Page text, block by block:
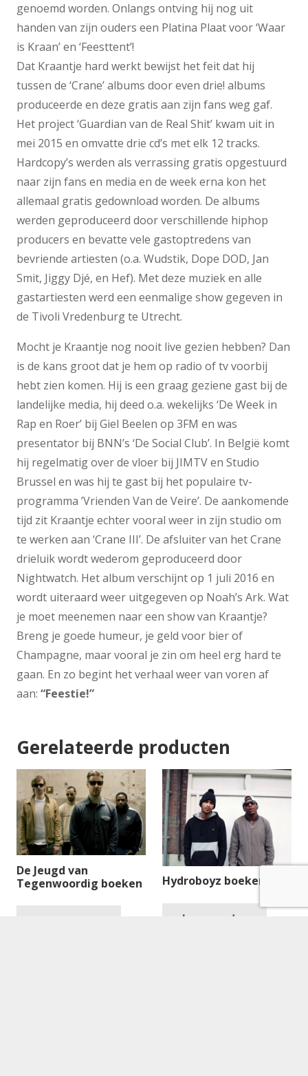
genoemd worden. Onlangs ontving hij nog uit
handen van zijn ouders een Platina Plaat voor ‘Waar
is Kraan’ en ‘Feesttent’!
Dat Kraantje hard werkt bewijst het feit dat hij
tussen de ‘Crane’ albums door even drie! albums
produceerde en deze gratis aan zijn fans weg gaf.
Het project ‘Guardian van de Real Shit’ kwam uit in
mei 2015 en omvatte drie cd’s met elk 12 tracks.
Hardcopy’s werden als verrassing gratis opgestuurd
naar zijn fans en media en de week erna kon het
allemaal gratis gedownload worden. De albums
werden geproduceerd door verschillende hiphop
producers en bevatte vele gastoptredens van
bevriende artiesten (o.a. Wudstik, Dope DOD, Jan
Smit, Jiggy Djé, en Hef). Met deze muziek en alle
gastartiesten werd een eenmalige show gegeven in
de Tivoli Vredenburg te Utrecht.
Mocht je Kraantje nog nooit live gezien hebben? Dan
is de kans groot dat je hem op radio of tv voorbij
hebt zien komen. Hij is een graag geziene gast bij de
landelijke media, hij deed o.a. wekelijks ‘De Week in
Rap en Roer’ bij Giel Beelen op 3FM en was
presentator bij BNN’s ‘De Social Club’. In België komt
hij regelmatig over de vloer bij JIMTV en Studio
Brussel en was hij te gast bij het populaire tv-
programma ’Vrienden Van de Veire’. De aankomende
tijd zit Kraantje echter vooral weer in zijn studio om
te werken aan ‘Crane III’. De afsluiter van het Crane
drieluik wordt wederom geproduceerd door
Nightwatch. Het album verschijnt op 1 juli 2016 en
wordt uiteraard weer uitgegeven op Noah’s Ark. Wat
je moet meenemen naar een show van Kraantje?
Breng je goede humeur, je geld voor bier of
Champagne, maar vooral je zin om heel erg hard te
gaan. En zo begint het verhaal weer van voren af
aan: “Feestie!”
Gerelateerde producten
De Jeugd van
Tegenwoordig boeken
Hydroboyz boeken
Lees verder